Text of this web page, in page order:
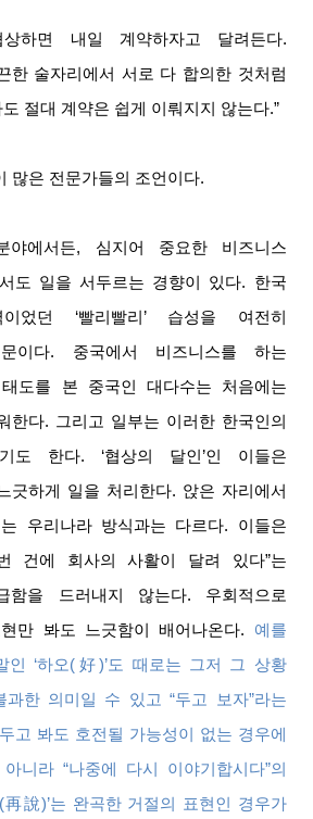
하면 내일 계약하자고 달려든다.
한 술자리에서 서로 다 합의한 것처럼
절대 계약은 쉽게 이뤄지지 않는다.”
많은 전문가들의 조언이다.
야에서든, 심지어 중요한 비즈니스
도 일을 서두르는 경향이 있다. 한국
었던
‘빨리빨리 ’ 습성을 여전히
이다. 중국에서 비즈니스를 하는
도를 본 중국인 대다수는 처음에는
한다. 그리고 일부는 이러한 한국인의
도 한다. ‘협상의 달인 ’인 이들은
긋하게 일을 처리한다. 앉은 자리에서
우리나라 방식과는 다르다. 이들은
건에 회사의 사활이 달려 있다”는
함을 드러내지 않는다. 우회적으로
만 봐도 느긋함이 배어나온다. 예를
인 ‘하오( 好)’도 때로는 그저 그 상황
과한 의미일 수 있고 “두고 보자”라는
고 봐도 호전될 가능성이 없는 경우에
아니라“나중에 다시 이야기합시다”의
(再說)’는 완곡한 거절의 표현인 경우가